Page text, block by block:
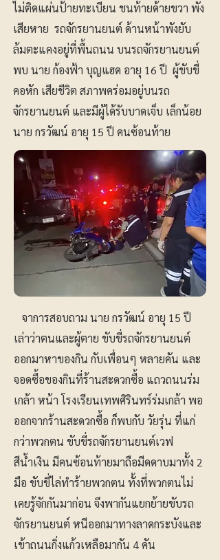
ไม่ติดแผ่นป้ายทะเบียน ชนท้ายด้ายขวา พัง
เสียหาย รถจักรยานยนต์ ด้านหน้าพังยับ
ล้มตะแคงอยู่ที่พื้นถนน บนรถจักรยานยนต์
พบ นาย ก้องฟ้า บุญแฮด อายุ 16 ปี ผู้ขับขี่
คอหัก เสียชีวิต สภาพคร่อมอยู่บนรถ
จักรยานยนต์ และมีผู้ได้รับบาดเจ็บ เล็กน้อย
นาย กรวัฒน์ อายุ 15 ปี คนซ้อนท้าย
จาการสอบถาม นาย กรวัฒน์ อายุ 15 ปี
เล่าว่าตนและผู้ตาย ขับขี่รถจักรยานยนต์
ออกมาหาของกิน กับเพื่อนๆ หลายคัน และ
จอดซื้อของกินที่ร้านสะดวกซื้อ แถวถนนร่ม
เกล้า หน้า โรงเรียนเทพศิรินทร์ร่มเกล้า พอ
ออกจากร้านสะดวกซื้อ ก็พบกับ วัยรุ่น ที่แก่
กว่าพวกตน ขับขี่รถจักรยานยนต์เวฟ
สีน้ำเงิน มีคนซ้อนท้ายมาถือมีดดาบมาทั้ง 2
มือ ขับขี่ไล่ทำร้ายพวกตน ทั้งที่พวกตนไม่
เคยรู้จักกันมาก่อน จึงพากันแยกย้ายขับรถ
จักรยานยนต์ หนีออกมาทางลาดกระบังและ
เข้าถนนกิ่งแก้วเหลือมากัน 4 คัน